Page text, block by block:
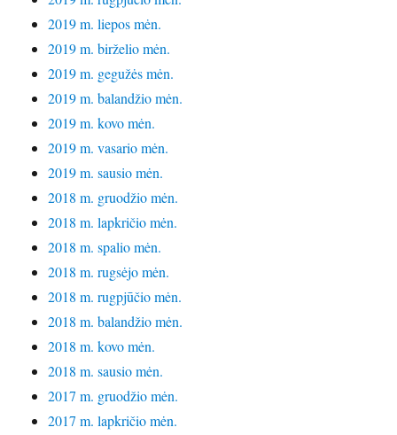
2019 m. liepos mėn.
2019 m. birželio mėn.
2019 m. gegužės mėn.
2019 m. balandžio mėn.
2019 m. kovo mėn.
2019 m. vasario mėn.
2019 m. sausio mėn.
2018 m. gruodžio mėn.
2018 m. lapkričio mėn.
2018 m. spalio mėn.
2018 m. rugsėjo mėn.
2018 m. rugpjūčio mėn.
2018 m. balandžio mėn.
2018 m. kovo mėn.
2018 m. sausio mėn.
2017 m. gruodžio mėn.
2017 m. lapkričio mėn.